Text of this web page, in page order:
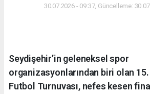
30.07.2026 - 09:37, Güncelleme:
Seydişehir’in geleneksel spor
organizasyonlarından biri olan 15.
Futbol Turnuvası, nefes kesen